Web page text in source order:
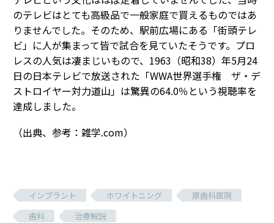
のテレビはとても高級品で一般家庭で買えるものではあ
りませんでした。そのため、駅前広場にある「街頭テレ
ビ」に人が集まって皆で試合を見ていたそうです。プロ
レスの人気は凄まじいもので、1963（昭和38）年5月24
日の日本テレビで放送された「WWA世界選手権 ザ・デ
ストロイヤー対力道山」は驚異の64.0％という視聴率を
達成しました。
（出典、参考：雑学.com）
インプラント ホワイトニング
原歯科医院
歯科
治療解説